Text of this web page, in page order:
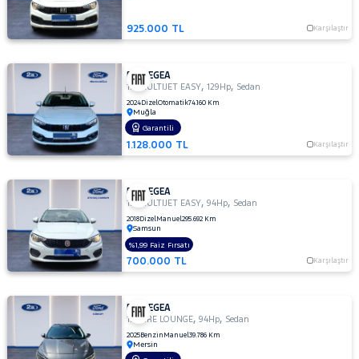
Jaecoo
KIA
LANCIA
MAN
MERCEDES-
BENZ
MITSUBISHI
MOTORSIKLET
NISSAN
OPEL
RENAULT
SEAT
925.000 TL Karşılaştır
FIAT EGEA
1.6 MULTIJET EASY,129Hp, Sedan
2024DizelOtomatik74.160 Km
Muğla
1.128.000 TL Karşılaştır
Garantili
FIAT EGEA
1.3 MULTIJET EASY,94Hp, Sedan
2018DizelManuel295.692 Km
Samsun
700.000 TL Karşılaştır
%1,99 Faiz Fırsatı
FIAT EGEA
1.4 FIRE LOUNGE,94Hp, Sedan
2025Benzin Manuel39.786 Km
Mersin